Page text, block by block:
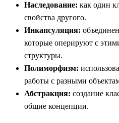
Наследование: как один
свойства другого.
Инкапсуляция:
которые оперируют с
структуры.
Полиморфизм:
работы с разными
Абстракция: создание
общие концепции.